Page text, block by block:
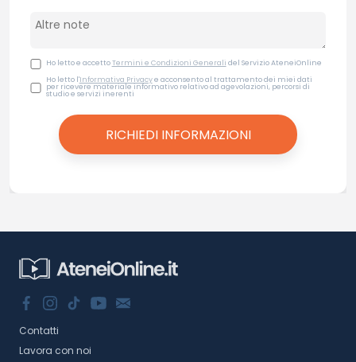
Ho letto e accettoTermini e Condizioni Generali del Servizio AteneiOnline
Ho letto l'Informativa Privacye acconsento al trattamento dei miei dati
per ricevere materiale informativo relativo ad agevolazioni, percorsi di
studio e servizi inerenti
Contatti
Lavora con noi